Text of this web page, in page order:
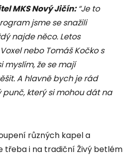
MKS Nový Jičín:“Je to
jsme se snažili
najde něco. Letos
nebo Tomáš Kočko s
myslím, že se mají
A hlavně bych je rád
který si mohou dát na
různých kapel a
třeba i na tradiční Živý betlém